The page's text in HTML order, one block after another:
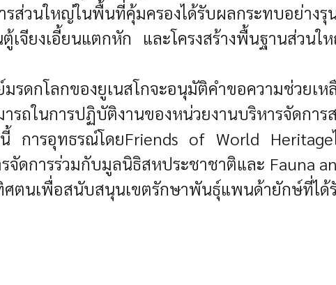
ส่วนใหญ่ในพื้นที่คุ้มครองได้รับผลกระทบอย่าง
จียงเอี้ยนแตกหัก และโครงสร้างพื้นฐานส่วนใ
กโลกของยูเนสโกจะอนุมัติคำขอความช่วยเห
รถในการปฏิบัติงานของหน่วยงานบริหารจัดก
การอุทธรณ์โดยFriends of World Heritage
รจัดการร่วมกับมูลนิธิสหประชาชาติและ Fauna
ศตนเพื่อสนับสนุนเขตรักษาพันธุ์แพนด้ายักษ์ที่
กล
รงการช่วยน้องให้มองเห็น